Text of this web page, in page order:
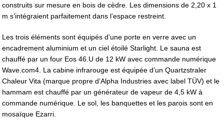
construits sur mesure en bois de cèdre. Les dimensions de 2,20 x 1
m s’intégraient parfaitement dans l’espace restreint.
Les trois éléments sont équipés d’une porte en verre avec un
encadrement aluminium et un ciel étoilé Starlight. Le sauna est
chauffé par un four Eos 46.U de 12 kW avec commande numérique
Wave.com4. La cabine infrarouge est équipée d’un Quartzstraler
Chaleur Vita (marque propre d’Alpha Industries avec label TÜV) et le
hammam est chauffé par un générateur de vapeur de 4,5 kW à
commande numérique. Le sol, les banquettes et les parois sont en
mosaïque Ezarri.